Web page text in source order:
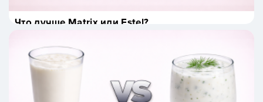
Что лучше Matrix или Estel?